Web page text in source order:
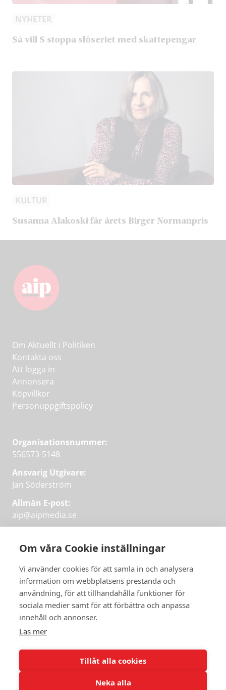
Om våra Cookie inställningar
Vi använder cookies för att samla in och analysera
information om webbplatsens prestanda och
användning, för att tillhandahålla funktioner för
sociala medier samt för att förbättra och anpassa
innehåll och annonser.
Läs mer
Tillåt alla cookies
Neka alla
Få veckans bästa
artiklar i mejlen
varje vecka om våra mest intressanta
NYHETER
Så vill S stoppa slöseriet med skattepengar
KULTUR
Susanna Alakoski får årets Birger Normanpris
Om Aktuellt i Politiken
Kontakta oss
Att logga in
Annonsera
Köpvillkor
Personuppgiftspolicy
Organisationsnummer:
556573-5148
Ansvarig Utgivare:
Jan Söderström
Allmän E-post:
aip@aipmedia.se
aip@flowyinfo.seeller 08-1210 60 40.
Instagram
LinkedIn
Twitter
Facebook
Få veckans bästa
artiklar på mejlen
PRENUMERERA